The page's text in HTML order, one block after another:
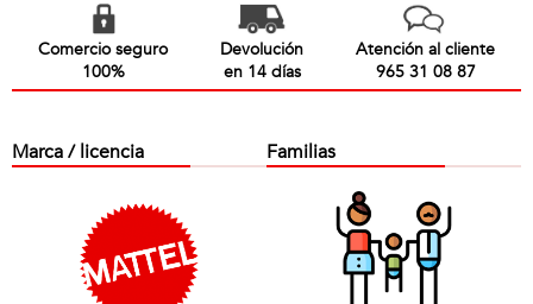
Comercio seguro
100%
Devolución
en 14 días
Atención al cliente
965 31 08 87
Marca / licencia Familias